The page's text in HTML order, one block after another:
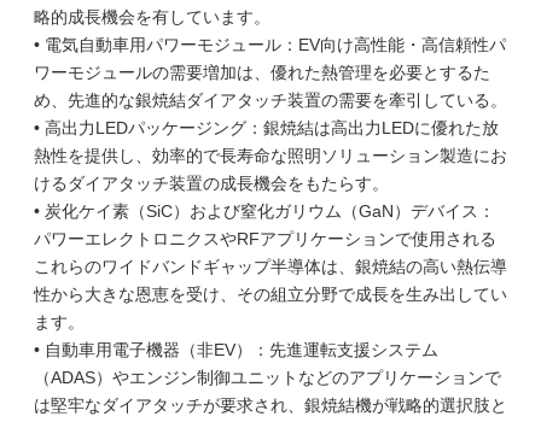
略的成長機会を有しています。
• 電気自動車用パワーモジュール：EV向け高性能・高信頼性パ
ワーモジュールの需要増加は、優れた熱管理を必要とするた
め、先進的な銀焼結ダイアタッチ装置の需要を牽引している。
• 高出力LEDパッケージング：銀焼結は高出力LEDに優れた放
熱性を提供し、効率的で長寿命な照明ソリューション製造にお
けるダイアタッチ装置の成長機会をもたらす。
• 炭化ケイ素（SiC）および窒化ガリウム（GaN）デバイス：
パワーエレクトロニクスやRFアプリケーションで使用される
これらのワイドバンドギャップ半導体は、銀焼結の高い熱伝導
性から大きな恩恵を受け、その組立分野で成長を生み出してい
ます。
• 自動車用電子機器（非EV）：先進運転支援システム
（ADAS）やエンジン制御ユニットなどのアプリケーションで
は堅牢なダイアタッチが要求され、銀焼結機が戦略的選択肢と